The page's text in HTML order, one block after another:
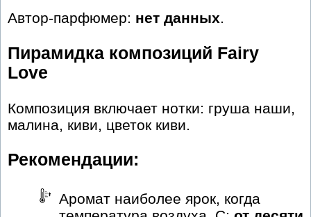
Автор-парфюмер: нет данных.
Пирамидка композиций Fairy
Love
Композиция включает нотки: груша наши,
малина, киви, цветок киви.
Рекомендации:
Аромат наиболее ярок, когда